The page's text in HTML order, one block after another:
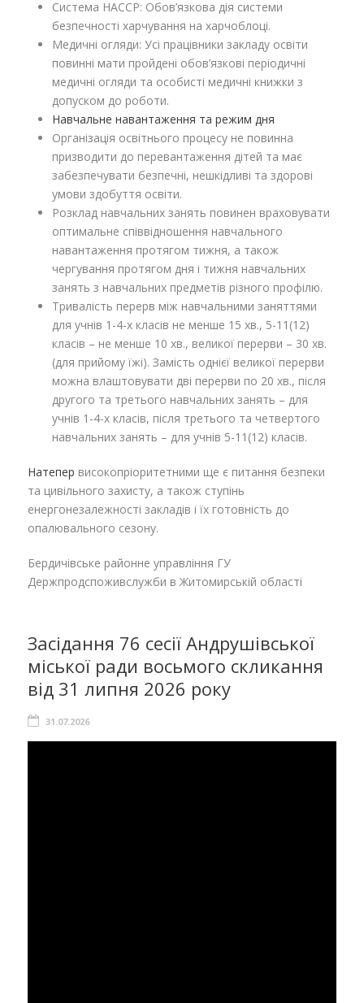
Система HACCP: Обов’язкова дія системи
безпечності харчування на харчоблоці.
Медичні огляди: Усі працівники закладу освіти
повинні мати пройдені обов’язкові періодичні
медичні огляди та особисті медичні книжки з
допуском до роботи.
Навчальне навантаження та режим дня
Організація освітнього процесу не повинна
призводити до перевантаження дітей та має
забезпечувати безпечні, нешкідливі та здорові
умови здобуття освіти.
Розклад навчальних занять повинен враховувати
оптимальне співвідношення навчального
навантаження протягом тижня, а також
чергування протягом дня і тижня навчальних
занять з навчальних предметів різного профілю.
Тривалість перерв між навчальними заняттями
для учнів 1-4-х класів не менше 15 хв., 5-11(12)
класів – не менше 10 хв., великої перерви – 30 хв.
(для прийому їжі). Замість однієї великої перерви
можна влаштовувати дві перерви по 20 хв., після
другого та третього навчальних занять – для
учнів 1-4-х класів, після третього та четвертого
навчальних занять – для учнів 5-11(12) класів.
Натепер високопріоритетними ще є питання безпеки
та цивільного захисту, а також ступінь
енергонезалежності закладів і їх готовність до
опалювального сезону.
Бердичівське районне управління ГУ
Держпродспоживслужби в Житомирській області
Засідання 76 сесії Андрушівської
міської ради восьмого скликання
від 31 липня 2026 року
31.07.2026